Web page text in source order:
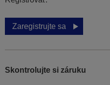
Zaregistrujte sa
Skontrolujte si záruku